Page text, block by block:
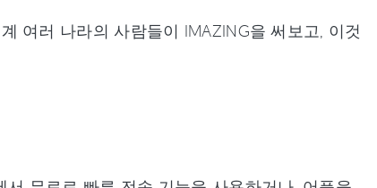
여러 나라의 사람들이 IMAZING을 써보고, 이것